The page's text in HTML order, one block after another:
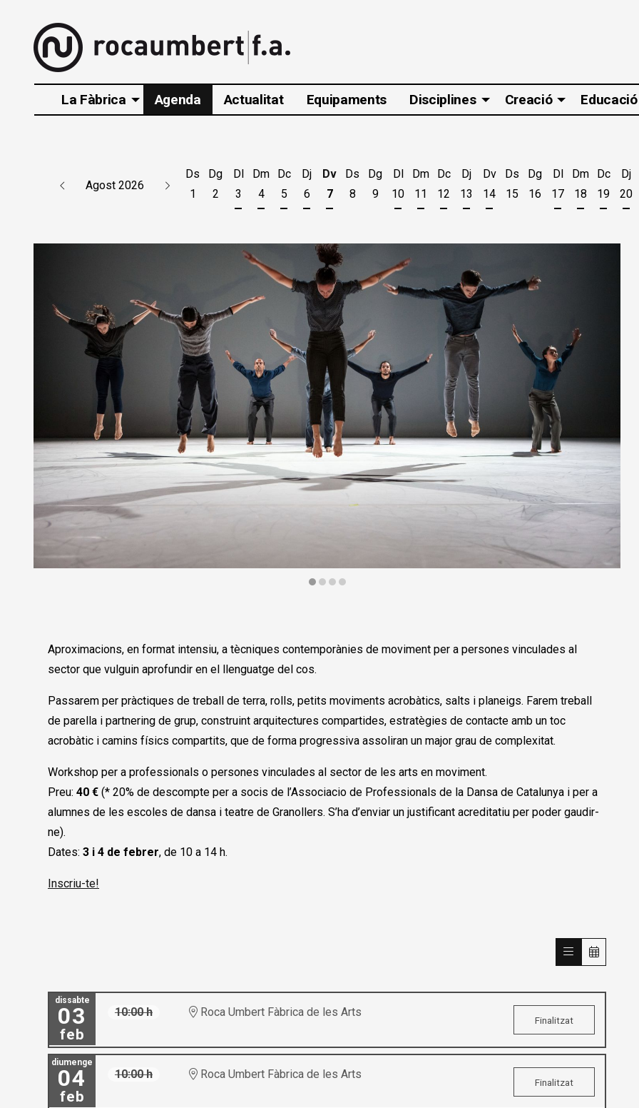
La Fàbrica Agenda Actualitat Equipaments Disciplines Creació Educació
Agost 2026
Ds
1
Dg
2
Dl
3
Dilluns 3 d'agost
Dm
4
Dimarts 4 d'agost
Dc
5
Dimecres 5 d'agost
Dj
6
Dijous 6 d'agost
Dv
7
Divendres 7 d'agost
Ds
8
Dg
9
Dl
10
Dilluns 10 d'agost
Dm
11
Dimarts 11 d'agost
Dc
12
Dimecres 12 d'agost
Dj
13
Dijous 13 d'agost
Dv
14
Divendres 14 d'agost
Ds
15
Dg
16
Dl
17
Dilluns 17
Dm
18
Dimarts 18
Dc
19
Dj
20
Aproximacions, en format intensiu, a tècniques contemporànies de moviment per a persones vinculades al
sector que vulguin aprofundir en el llenguatge del cos.
Passarem per pràctiques de treball de terra, rolls, petits moviments acrobàtics, salts i planeigs. Farem treball
de parella i partnering de grup, construint arquitectures compartides, estratègies de contacte amb un toc
acrobàtic i camins físics compartits, que de forma progressiva assoliran un major grau de complexitat.
Workshop per a professionals o persones vinculades al sector de les arts en moviment.
Preu:40 € (* 20% de descompte per a socis de l’Associacio de Professionals de la Dansa de Catalunya i per a
alumnes de les escoles de dansa i teatre de Granollers. S’ha d’enviar un justificant acreditatiu per poder gaudir-
ne).
Dates:3 i 4 de febrer, de 10 a 14 h.
Inscriu-te!
dissabte
03
feb
10:00 h Roca Umbert Fàbrica de les Arts
Finalitzat
diumenge
04
feb
10:00 h Roca Umbert Fàbrica de les Arts
Finalitzat